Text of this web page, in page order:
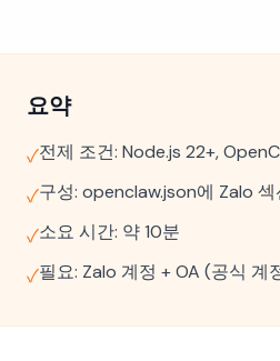
요약
✓전제 조건: Node.js 22+,
✓구성: openclaw.json에 Zalo
✓소요 시간: 약 10분
✓필요: Zalo 계정 + OA (공식 계